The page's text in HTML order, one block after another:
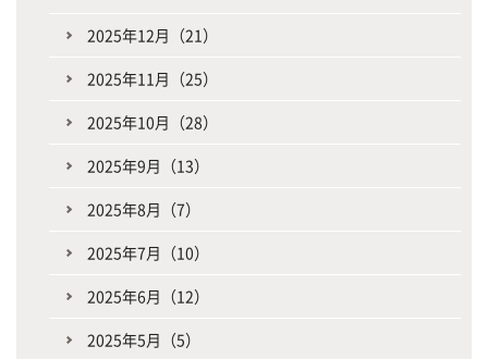
2025年12月（21）
2025年11月（25）
2025年10月（28）
2025年9月（13）
2025年8月（7）
2025年7月（10）
2025年6月（12）
2025年5月（5）